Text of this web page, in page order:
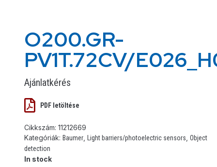
O200.GR-
PV1T.72CV/
Ajánlatkérés
PDF letöltése
Cikkszám: 11212669
Kategóriák: Baumer Light barriers/photoelectric sensors Object
detection
In stock